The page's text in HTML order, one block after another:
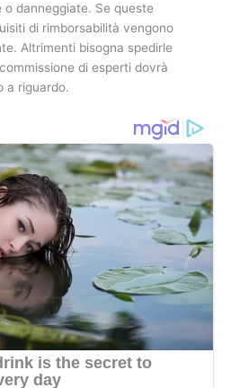
danneggiate. Se queste
di rimborsabilità vengono
Altrimenti bisogna spedirle
di esperti dovrà
a riguardo.